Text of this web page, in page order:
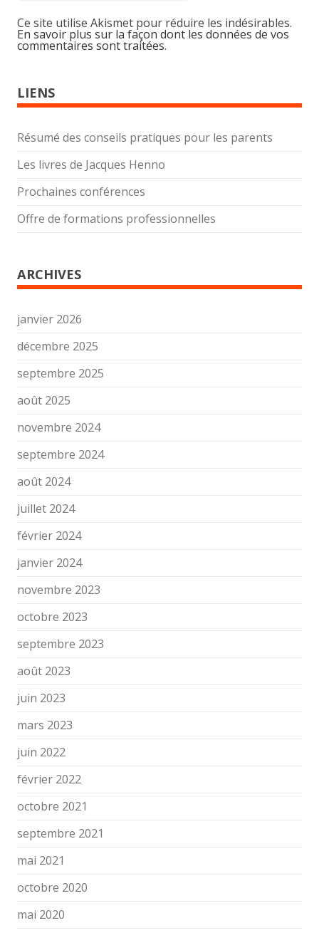
Ce site utilise Akismet pour réduire les indésirables.
En savoir plus sur la façon dont les données de vos
commentaires sont traitées.
LIENS
Résumé des conseils pratiques pour les parents
Les livres de Jacques Henno
Prochaines conférences
Offre de formations professionnelles
ARCHIVES
janvier 2026
décembre 2025
septembre 2025
août 2025
novembre 2024
septembre 2024
août 2024
juillet 2024
février 2024
janvier 2024
novembre 2023
octobre 2023
septembre 2023
août 2023
juin 2023
mars 2023
juin 2022
février 2022
octobre 2021
septembre 2021
mai 2021
octobre 2020
mai 2020